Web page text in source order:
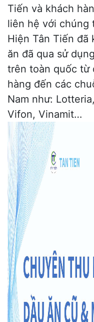
Tiến và khách
liên hệ với chúng
Hiện Tân Tiến đã
ăn đã qua sử
trên toàn quốc từ
hàng đến các
Nam như:
Vifon, Vinamit…